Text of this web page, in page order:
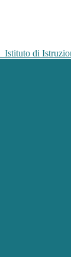
Istituto di